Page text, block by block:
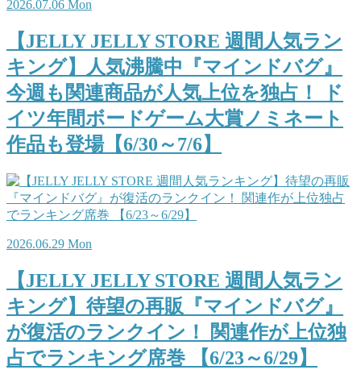
2026.07.06 Mon
【JELLY JELLY STORE 週間人気ラン
キング】人気沸騰中『マインドバグ』
今週も関連商品が人気上位を独占！ ド
イツ年間ボードゲーム大賞ノミネート
作品も登場【6/30～7/6】
2026.06.29 Mon
【JELLY JELLY STORE 週間人気ラン
キング】待望の再販『マインドバグ』
が復活のランクイン！ 関連作が上位独
占でランキング席巻 【6/23～6/29】